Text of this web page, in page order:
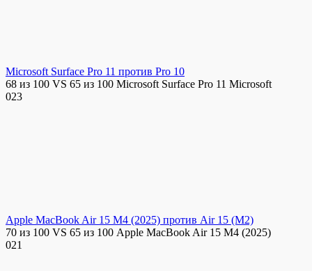
Microsoft Surface Pro 11 против Pro 10
68 из 100 VS 65 из 100 Microsoft Surface Pro 11 Microsoft
023
Apple MacBook Air 15 M4 (2025) против Air 15 (M2)
70 из 100 VS 65 из 100 Apple MacBook Air 15 M4 (2025)
021